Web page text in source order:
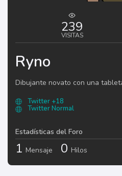
239
VISITAS
Ryno
Dibujante novato con una
Twitter +18
Twitter Normal
Estadísticas del Foro
1 Mensaje 0 Hilos